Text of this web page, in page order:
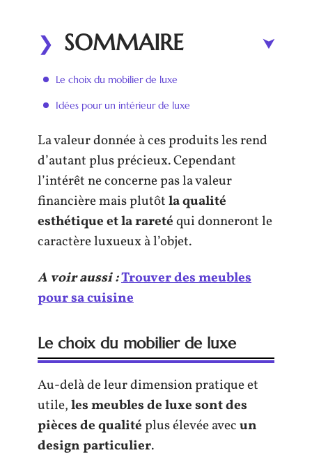
SOMMAIRE
Le choix du mobilier de luxe
Idées pour un intérieur de luxe
La valeur donnée à ces produits les rend
d’autant plus précieux. Cependant
l’intérêt ne concerne pas la valeur
financière mais plutôtla qualité
esthétique et la raretéqui donneront le
caractère luxueux à l’objet.
A voir aussi :Trouver des meubles
pour sa cuisine
Le choix du mobilier de luxe
Au-delà de leur dimension pratique et
utile,les meubles de luxe sont des
pièces de qualitéplus élevée avecun
design particulier.